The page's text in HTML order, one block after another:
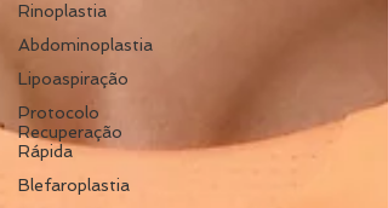
Rinoplastia
Abdominoplastia
Lipoaspiração
Protocolo
Recuperação
Rápida
Blefaroplastia